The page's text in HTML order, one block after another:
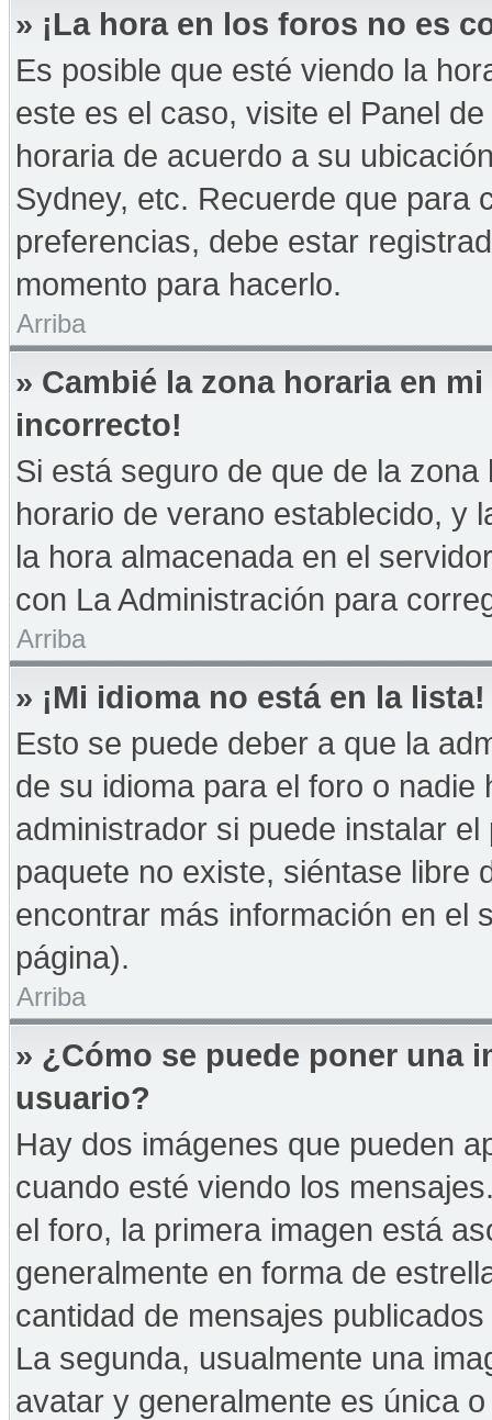
» ¡La hora en los foros no es
Es posible que esté viendo la
este es el caso, visite el Panel
horaria de acuerdo a su
Sydney, etc. Recuerde que para
preferencias, debe estar
momento para hacerlo.
Arriba
» Cambié la zona horaria en
incorrecto!
Si está seguro de que de la
horario de verano establecido, y
la hora almacenada en el
con La Administración para
Arriba
» ¡Mi idioma no está en la lista!
Esto se puede deber a que la
de su idioma para el foro o
administrador si puede instalar
paquete no existe, siéntase libre
encontrar más información en el
página).
Arriba
» ¿Cómo se puede poner una
usuario?
Hay dos imágenes que pueden
cuando esté viendo los
el foro, la primera imagen está
generalmente en forma de
cantidad de mensajes
La segunda, usualmente una
avatar y generalmente es única